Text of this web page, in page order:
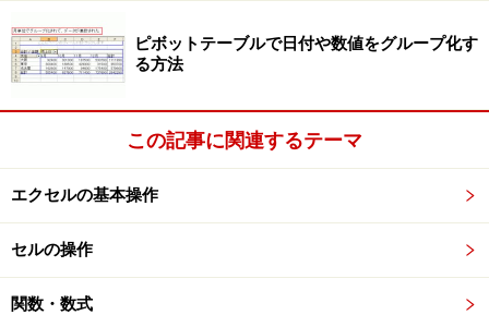
ピボットテーブルで日付や数値をグループ化す
る方法
この記事に関連するテーマ
エクセルの基本操作
セルの操作
関数・数式